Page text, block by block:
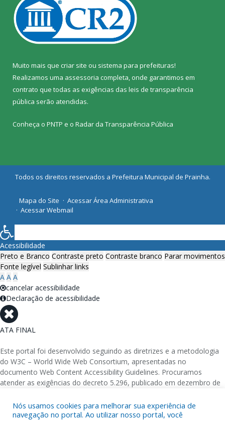
Muito mais que criar site ou sistema para prefeituras!
Realizamos uma assessoria completa, onde garantimos em
contrato que todas as exigências das leis de transparência
pública serão atendidas.
Conheça o PNTP e o Radar da Transparência Pública
Todos os direitos reservados a Prefeitura Municipal de Prainha.
Mapa do Site
Acessar Área Administrativa
Acessar Webmail
Nós usamos cookies para melhorar sua experiência de
navegação no portal. Ao utilizar nosso portal, você
Acessibilidade
Preto e Branco Contraste preto Contraste branco Parar movimentos
Fonte legível Sublinhar links
A A A
cancelar acessibilidade
Declaração de acessibilidade
ATA FINAL
Este portal foi desenvolvido seguindo as diretrizes e a metodologia
do W3C – World Wide Web Consortium, apresentadas no
documento Web Content Accessibility Guidelines. Procuramos
atender as exigências do decreto 5.296, publicado em dezembro de
eletrônicos da administração pública na rede mundial de
computadores para o uso das pessoas com necessidades especiais,